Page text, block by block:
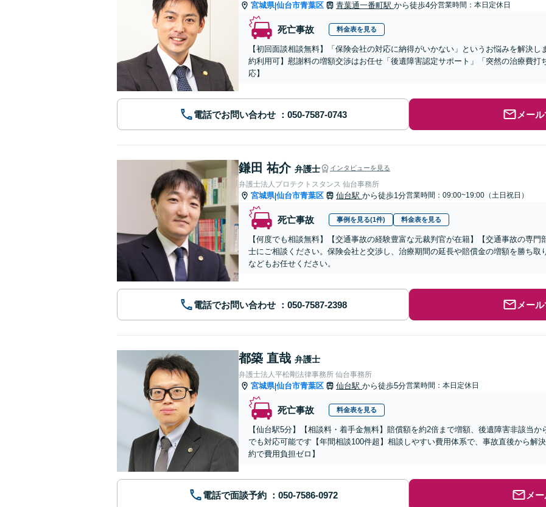
宮城県|仙台市青葉区 青葉通一番町駅 から徒歩4分営業時間：本日定休日
死亡事故 料金表を見る
【初回面談相談無料】「保険会社の対応に納得がいかない」というお悩みを解決
約利用可】慰謝料の増額交渉はお任せ「後遺障害認定サポート」「突然の治療費打
応】
電話でお問い合わせ メー
鎌田 祐介 弁護士 インタビューを見る
弁護士法人プロテクトスタンス 仙台事務所
宮城県|仙台市青葉区 仙台駅 から徒歩1分営業時間：09:00~19:00（土日祝日）
死亡事故 事例を見る(1件) 料金表を見る
【何度でも相談無料】【交通事故の経験豊富な元裁判官が在籍】【交通事故の専
士にご相談ください。保険会社と交渉し、治療期間の延長や賠償金の増額を勝ち取
などもお任せください。
電話でお問い合わせ メー
都築 直哉 弁護士
弁護士法人平松剛法律事務所 仙台事務所
宮城県|仙台市青葉区 仙台駅 から徒歩5分営業時間：本日定休日
死亡事故 料金表を見る
【仙台駅5分】【相談料・着手金無料】賠償額を約2倍まで増額、後遺障害非該当
でも対応可能です【年間相談100件超】相談しやすい費用体系で、事故直後から解
約で費用負担ゼロ】
電話で面談予約 メ